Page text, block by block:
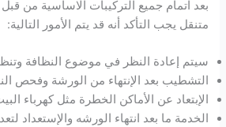
بعد اتمام جميع التركيبات الاساسية من
متنقل يجب التأكد أنه قد يتم الأمور التالية:
سيتم إعادة النظر في موضوع النظافة
التشطيب بعد الإنتهاء من الورشة وفحص
الإبتعاد عن الأماكن الخطرة مثل كهرباء
الخدمة ما بعد انتهاء الورشه والإستعداد